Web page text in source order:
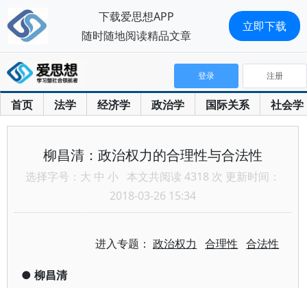
首页 法学 经济学 政治学 国际关系 社会学
登录 注册
柳昌清：政治权力的合理性与合法性
选择字号： 大 中 小 本文共阅读 4318 次 更新时间：
2018-03-26 15:34
进入专题：政治权力 合理性 合法性
● 柳昌清
下载爱思想APP
随时随地阅读精品文章
立即下载